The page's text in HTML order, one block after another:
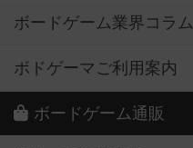
ボードゲーム業界コラム
ボドゲーマご利用案内
ボードゲーム通販